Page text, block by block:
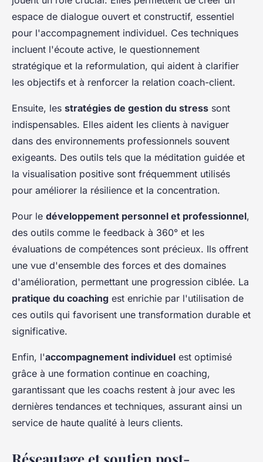
espace de dialogue ouvert et constructif, essentiel
pour l'accompagnement individuel. Ces techniques
incluent l'écoute active, le questionnement
stratégique et la reformulation, qui aident à clarifier
les objectifs et à renforcer la relation coach-client.
Ensuite, les stratégies de gestion du stress sont
indispensables. Elles aident les clients à naviguer
dans des environnements professionnels souvent
exigeants. Des outils tels que la méditation guidée et
la visualisation positive sont fréquemment utilisés
pour améliorer la résilience et la concentration.
Pour le développement personnel et professionnel,
des outils comme le feedback à 360° et les
évaluations de compétences sont précieux. Ils offrent
une vue d'ensemble des forces et des domaines
d'amélioration, permettant une progression ciblée. La
pratique du coaching est enrichie par l'utilisation de
ces outils qui favorisent une transformation durable et
significative.
Enfin, l'accompagnement individuel est optimisé
grâce à une formation continue en coaching,
garantissant que les coachs restent à jour avec les
dernières tendances et techniques, assurant ainsi un
service de haute qualité à leurs clients.